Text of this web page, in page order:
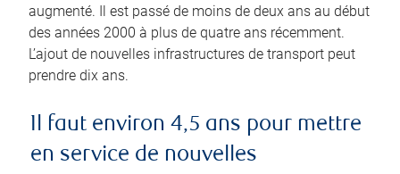
augmenté. Il est passé de moins de deux ans au début
des années 2000 à plus de quatre ans récemment.
L’ajout de nouvelles infrastructures de transport peut
prendre dix ans.
Il faut environ 4,5 ans pour mettre
en service de nouvelles